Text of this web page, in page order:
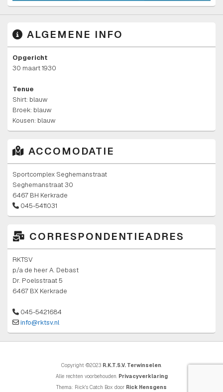
ALGEMENE INFO
Opgericht
30 maart 1930
Tenue
Shirt: blauw
Broek: blauw
Kousen: blauw
ACCOMODATIE
Sportcomplex Seghemanstraat
Seghemanstraat 30
6467 BH Kerkrade
045-5411031
CORRESPONDENTIEADRES
RKTSV
p/a de heer A. Debast
Dr. Poelsstraat 5
6467 BX Kerkrade
045-5421684
info@rktsv.nl
Copyright ©2023 R.K.T.S.V. Terwinselen.
Alle rechten voorbehouden. Privacyverklaring
Thema: Rick's Catch Box door Rick Hensgens